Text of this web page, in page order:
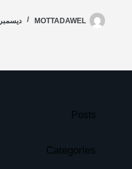
MOTTADAWEL ديسمبر 6, 2023
Posts
Categories